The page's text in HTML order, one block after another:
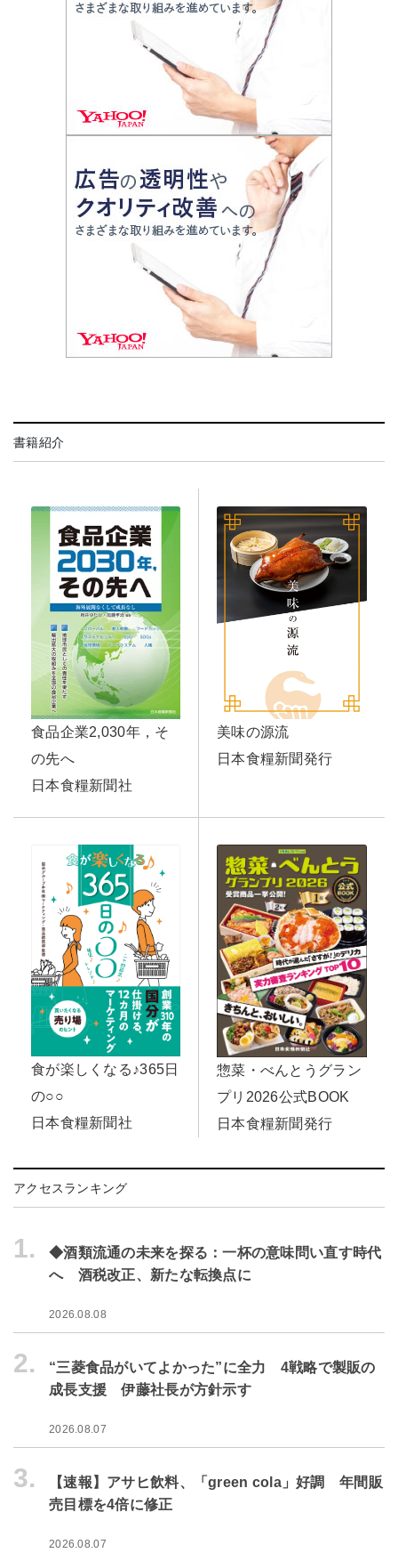
書籍紹介
食品企業2,030年，そ
の先へ
日本食糧新聞社
美味の源流
日本食糧新聞発行
食が楽しくなる♪365日
の○○
日本食糧新聞社
惣菜・べんとうグラン
プリ2026公式BOOK
日本食糧新聞発行
アクセスランキング
1.
◆酒類流通の未来を探る：一杯の意味問い直す時代
へ 酒税改正、新たな転換点に
2026.08.08
2.
“三菱食品がいてよかった”に全力 4戦略で製販の
成長支援 伊藤社長が方針示す
2026.08.07
3.
【速報】アサヒ飲料、「green cola」好調 年間販
売目標を4倍に修正
2026.08.07